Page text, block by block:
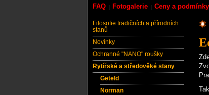
FAQ Fotogalerie Ceny a podmínky
Filosofie tradičních a přírodních
stanů
Novinky
Ochranné "NANO" roušky
Rytířské a středověké stany
Geteld
Norman